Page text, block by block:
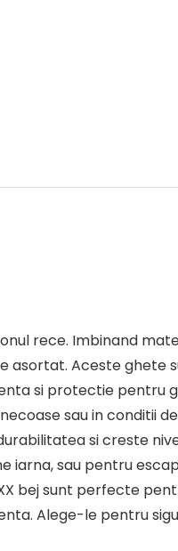
rece. Imbinand
asortat. Aceste
si protectie pentru
sau in conditii
si creste
iarna, sau pentru
bej sunt perfecte
Alege-le pentru